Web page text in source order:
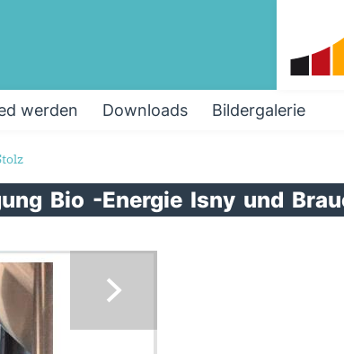
werden Downloads Bildergalerie
Bio -Energie Isny und